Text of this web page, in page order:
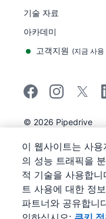
기술 자료
아카데미
고객지원 (지금 사용
© 2026 Pipedrive
Pipedrive
개인정보 보호 공지
사이트 맵
쿠키 정책 공지
쿠키 기본 설정
Pipedrive는 웹 기반
이 웹사이트는 사
의 성능 트래픽을
적 기술을 사용합
트 사용에 대한 정
파트너와 공유합니